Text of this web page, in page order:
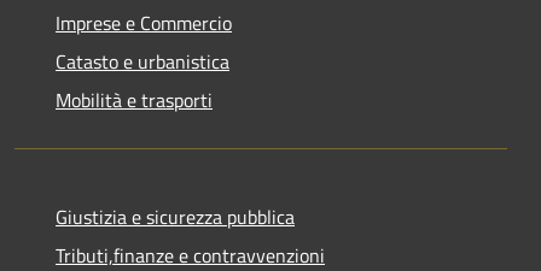
Imprese e Commercio
Catasto e urbanistica
Mobilità e trasporti
Giustizia e sicurezza pubblica
Tributi,finanze e contravvenzioni